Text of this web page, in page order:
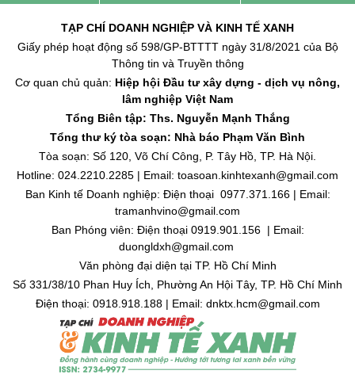
TẠP CHÍ DOANH NGHIỆP VÀ KINH TẾ XANH
Giấy phép hoạt động số 598/GP-BTTTT ngày 31/8/2021 của Bộ
Thông tin và Truyền thông
Cơ quan chủ quản: Hiệp hội Đầu tư xây dựng - dịch vụ nông,
lâm nghiệp Việt Nam
Tổng Biên tập: Ths. Nguyễn Mạnh Thắng
Tổng thư ký tòa soạn: Nhà báo Phạm Văn Bình
Tòa soạn: Số 120, Võ Chí Công, P. Tây Hồ, TP. Hà Nội.
Hotline: 024.2210.2285 | Email: toasoan.kinhtexanh@gmail.com
Ban Kinh tế Doanh nghiệp: Điện thoại 0977.371.166 | Email:
tramanhvino@gmail.com
Ban Phóng viên: Điện thoại 0919.901.156 | Email:
duongldxh@gmail.com
Văn phòng đại diện tại TP. Hồ Chí Minh
Số 331/38/10 Phan Huy Ích, Phường An Hội Tây, TP. Hồ Chí Minh
Điện thoại: 0918.918.188 | Email: dnktx.hcm@gmail.com